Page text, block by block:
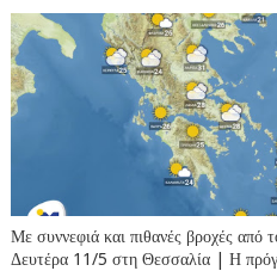
Με συννεφιά και πιθανές βροχές από
Δευτέρα 11/5 στη Θεσσαλία | Η